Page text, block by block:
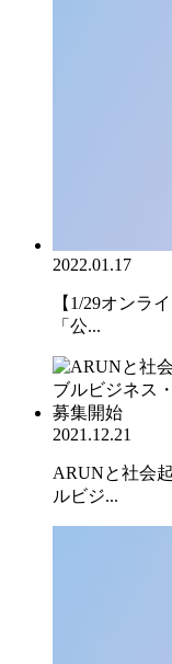
2022.01.17
【1/29オンラ
「公...
2021.12.21
ARUNと社会
ルビジ...